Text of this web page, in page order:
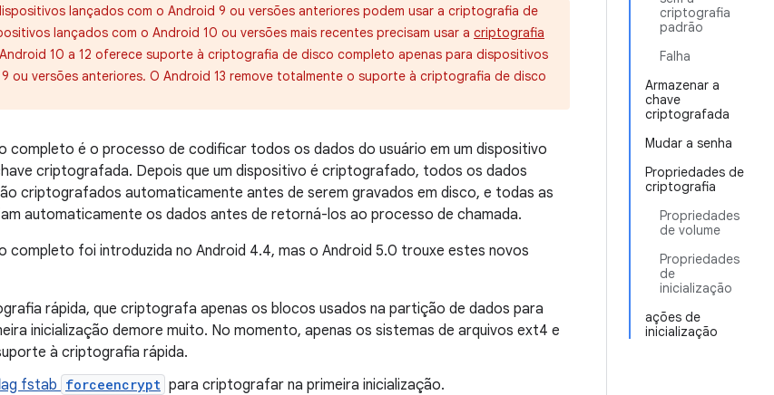
criptografia
padrão
Falha
Armazenar a
chave
criptografada
Mudar a senha
Propriedades de
criptografia
Propriedades
de volume
Propriedades
de
inicialização
ações de
inicialização
lançados com o Android 9 ou versões anteriores podem usar a criptografia de
lançados com o Android 10 ou versões mais recentes precisam usar a criptografia
10 a 12 oferece suporte à criptografia de disco completo apenas para dispositivos
ou versões anteriores. O Android 13 remove totalmente o suporte à criptografia de disco
completo é o processo de codificar todos os dados do usuário em um dispositivo
criptografada. Depois que um dispositivo é criptografado, todos os dados
criptografados automaticamente antes de serem gravados em disco, e todas as
automaticamente os dados antes de retorná-los ao processo de chamada.
completo foi introduzida no Android 4.4, mas o Android 5.0 trouxe estes novos
rápida, que criptografa apenas os blocos usados na partição de dados para
inicialização demore muito. No momento, apenas os sistemas de arquivos ext4 e
à criptografia rápida.
fstab forceencrypt para criptografar na primeira inicialização.